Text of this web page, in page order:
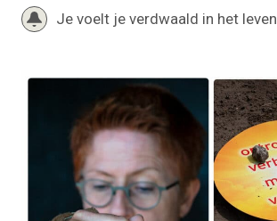
Je voelt je verdwaald in het leven